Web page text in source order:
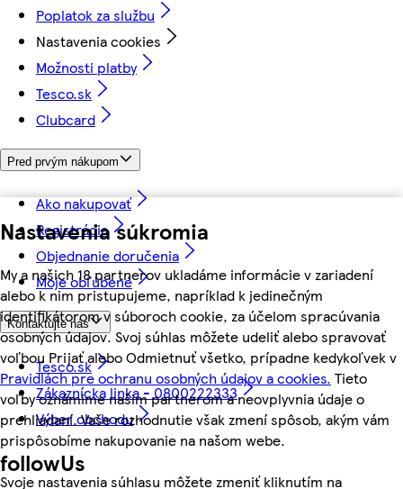
Nastavenia súkromia
My a našich 18 partnerov ukladáme informácie v zariadení
alebo k nim pristupujeme, napríklad k jedinečným
identifikátorom v súboroch cookie, za účelom spracúvania
osobných údajov. Svoj súhlas môžete udeliť alebo spravovať
voľbou Prijať alebo Odmietnuť všetko, prípadne kedykoľvek v
Pravidlách pre ochranu osobných údajov a cookies. Tieto
voľby oznámime našim partnerom a neovplyvnia údaje o
prehliadaní. Vaše rozhodnutie však zmení spôsob, akým vám
prispôsobíme nakupovanie na našom webe.
Svoje nastavenia súhlasu môžete zmeniť kliknutím na
Poplatok za službu
Nastavenia cookies
Možnosti platby
Tesco.sk
Clubcard
Pred prvým nákupom
Ako nakupovať
Registrácia
Objednanie doručenia
Moje obľúbené
Kontaktujte nás
Tesco.sk
Zákaznícka linka - 0800222333
Výber obchodu
followUs